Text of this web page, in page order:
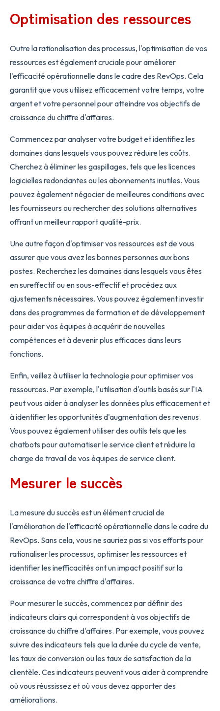
Optimisation des ressources
Outre la rationalisation des processus, l'optimisation de vos
ressources est également cruciale pour améliorer
l'efficacité opérationnelle dans le cadre des RevOps. Cela
garantit que vous utilisez efficacement votre temps, votre
argent et votre personnel pour atteindre vos objectifs de
croissance du chiffre d'affaires.
Commencez par analyser votre budget et identifiez les
domaines dans lesquels vous pouvez réduire les coûts.
Cherchez à éliminer les gaspillages, tels que les licences
logicielles redondantes ou les abonnements inutiles. Vous
pouvez également négocier de meilleures conditions avec
les fournisseurs ou rechercher des solutions alternatives
offrant un meilleur rapport qualité-prix.
Une autre façon d'optimiser vos ressources est de vous
assurer que vous avez les bonnes personnes aux bons
postes. Recherchez les domaines dans lesquels vous êtes
en sureffectif ou en sous-effectif et procédez aux
ajustements nécessaires. Vous pouvez également investir
dans des programmes de formation et de développement
pour aider vos équipes à acquérir de nouvelles
compétences et à devenir plus efficaces dans leurs
fonctions.
Enfin, veillez à utiliser la technologie pour optimiser vos
ressources. Par exemple, l'utilisation d'outils basés sur l'IA
peut vous aider à analyser les données plus efficacement et
à identifier les opportunités d'augmentation des revenus.
Vous pouvez également utiliser des outils tels que les
chatbots pour automatiser le service client et réduire la
charge de travail de vos équipes de service client.
Mesurer le succès
La mesure du succès est un élément crucial de
l'amélioration de l'efficacité opérationnelle dans le cadre du
RevOps. Sans cela, vous ne sauriez pas si vos efforts pour
rationaliser les processus, optimiser les ressources et
identifier les inefficacités ont un impact positif sur la
croissance de votre chiffre d'affaires.
Pour mesurer le succès, commencez par définir des
indicateurs clairs qui correspondent à vos objectifs de
croissance du chiffre d'affaires. Par exemple, vous pouvez
suivre des indicateurs tels que la durée du cycle de vente,
les taux de conversion ou les taux de satisfaction de la
clientèle. Ces indicateurs peuvent vous aider à comprendre
où vous réussissez et où vous devez apporter des
améliorations.